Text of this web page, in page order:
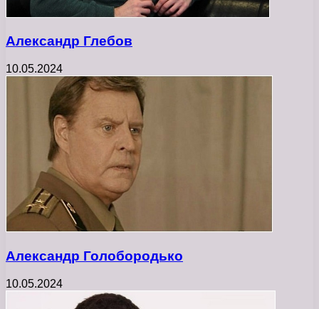
Александр Глебов
10.05.2024
Александр Голобородько
10.05.2024